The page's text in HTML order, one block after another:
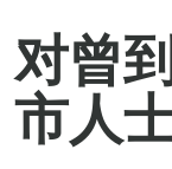
对曾
市人